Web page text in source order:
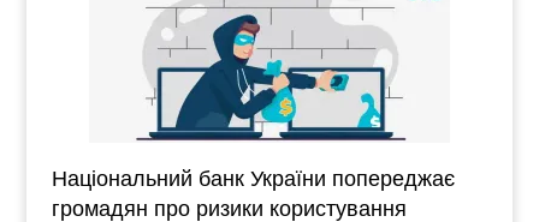
Національний банк України попереджає
громадян про ризики користування